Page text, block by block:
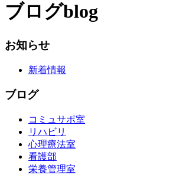
ブログblog
お知らせ
新着情報
ブログ
コミュサポ室
リハビリ
心理療法室
看護部
栄養管理室